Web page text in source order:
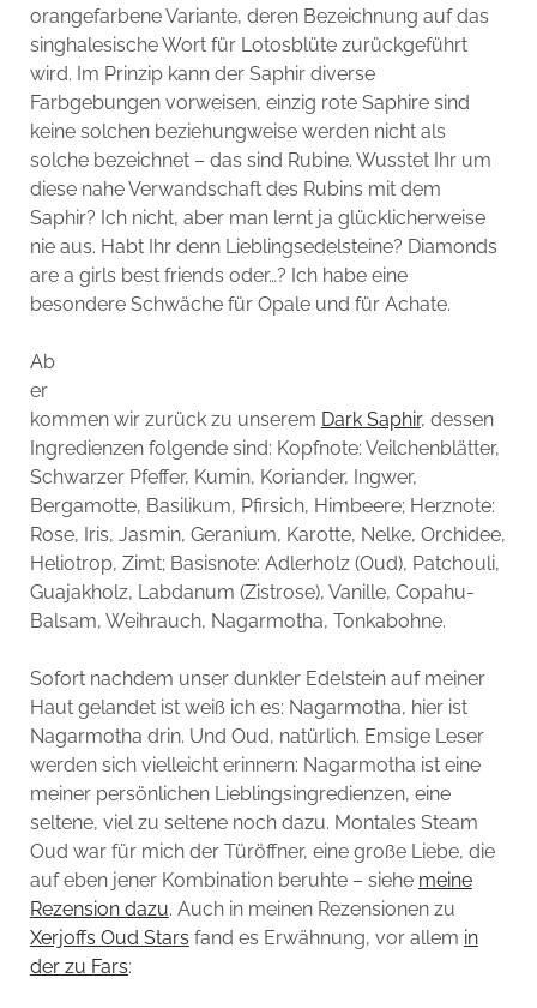
orangefarbene Variante, deren Bezeichnung auf das
singhalesische Wort für Lotosblüte zurückgeführt
wird. Im Prinzip kann der Saphir diverse
Farbgebungen vorweisen, einzig rote Saphire sind
keine solchen beziehungweise werden nicht als
solche bezeichnet – das sind Rubine. Wusstet Ihr um
diese nahe Verwandschaft des Rubins mit dem
Saphir? Ich nicht, aber man lernt ja glücklicherweise
nie aus. Habt Ihr denn Lieblingsedelsteine? Diamonds
are a girls best friends oder…? Ich habe eine
besondere Schwäche für Opale und für Achate.
Ab
er
kommen wir zurück zu unserem Dark Saphir, dessen
Ingredienzen folgende sind: Kopfnote: Veilchenblätter,
Schwarzer Pfeffer, Kumin, Koriander, Ingwer,
Bergamotte, Basilikum, Pfirsich, Himbeere; Herznote:
Rose, Iris, Jasmin, Geranium, Karotte, Nelke, Orchidee,
Heliotrop, Zimt; Basisnote: Adlerholz (Oud), Patchouli,
Guajakholz, Labdanum (Zistrose), Vanille, Copahu-
Balsam, Weihrauch, Nagarmotha, Tonkabohne.
Sofort nachdem unser dunkler Edelstein auf meiner
Haut gelandet ist weiß ich es: Nagarmotha, hier ist
Nagarmotha drin. Und Oud, natürlich. Emsige Leser
werden sich vielleicht erinnern: Nagarmotha ist eine
meiner persönlichen Lieblingsingredienzen, eine
seltene, viel zu seltene noch dazu. Montales Steam
Oud war für mich der Türöffner, eine große Liebe, die
auf eben jener Kombination beruhte – siehe meine
Rezension dazu. Auch in meinen Rezensionen zu
Xerjoffs Oud Stars fand es Erwähnung, vor allem in
der zu Fars: